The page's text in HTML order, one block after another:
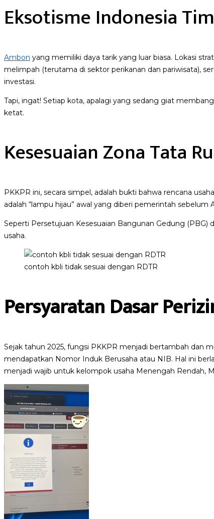
Eksotisme Indonesia
Ambon yang memiliki daya tarik yang luar biasa. Lokasi
melimpah (terutama di sektor perikanan dan pariwisata),
investasi.
Tapi, ingat! Setiap kota, apalagi yang sedang giat
ketat.
Kesesuaian Zona Tata
PKKPR ini, secara simpel, adalah bukti bahwa rencana
adalah “lampu hijau” awal yang diberi pemerintah
Seperti Persetujuan Kesesuaian Bangunan Gedung
usaha.
contoh kbli tidak sesuai dengan RDTR
Persyaratan Dasar
Sejak tahun 2025, fungsi PKKPR menjadi bertambah dan
mendapatkan Nomor Induk Berusaha atau NIB. Hal ini
menjadi wajib untuk kelompok usaha Menengah Rendah,